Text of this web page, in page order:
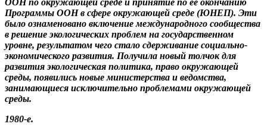
Программы ООН в сфере окружающей среде (ЮНЕП). Эти
было ознаменовано включение международного сообщества
в решение экологических проблем на государственном
уровне, результатом чего стало сдерживание социально-
экономического развития. Получила новый толчок для
развития экологическая политика, право окружающей
среды, появились новые министерства и ведомства,
занимающиеся исключительно проблемами окружающей
среды.
1980-е.